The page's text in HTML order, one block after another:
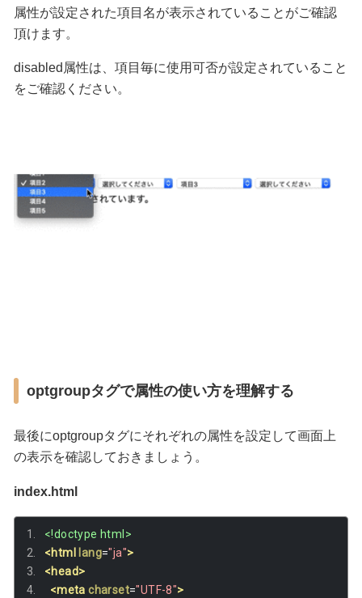
属性が設定された項目名が表示されていることがご確認
頂けます。
disabled属性は、項目毎に使用可否が設定されていること
をご確認ください。
optgroupタグで属性の使い方を理解する
最後にoptgroupタグにそれぞれの属性を設定して画面上
の表示を確認しておきましょう。
index.html
<!doctype html>
<html
lang="ja">
<head>
<meta charset="UTF-8">